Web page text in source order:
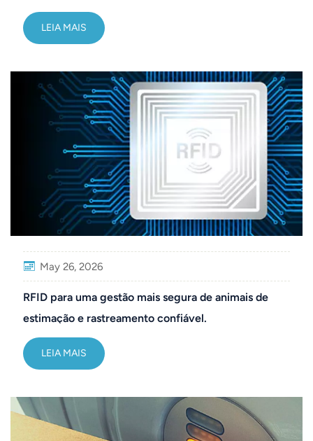
LEIA MAIS
May 26, 2026
RFID para uma gestão mais segura de animais de
estimação e rastreamento confiável.
LEIA MAIS